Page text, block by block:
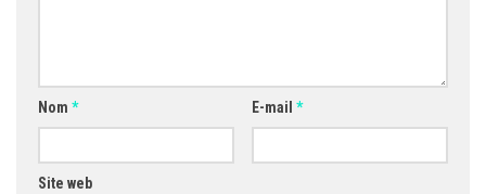
Nom * E-mail *
Site web